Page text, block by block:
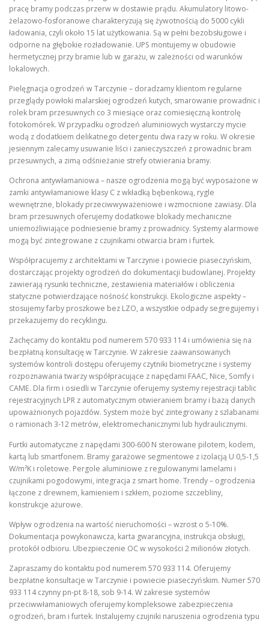
pracę bramy podczas przerw w dostawie prądu. Akumulatory litowo-
żelazowo-fosforanowe charakteryzują się żywotnością do 5000 cykli
ładowania, czyli około 15 lat użytkowania. Są w pełni bezobsługowe i
odporne na głębokie rozładowanie. UPS montujemy w obudowie
hermetycznej przy bramie lub w garażu, w zależności od warunków
lokalowych.
Pielęgnacja ogrodzeń w Tarczynie – doradzamy klientom regularne
przeglądy powłoki malarskiej ogrodzeń kutych, smarowanie prowadnic i
rolek bram przesuwnych co 3 miesiące oraz comiesięczną kontrolę
fotokomórek. W przypadku ogrodzeń aluminiowych wystarczy mycie
wodą z dodatkiem delikatnego detergentu dwa razy w roku. W okresie
jesiennym zalecamy usuwanie liści i zanieczyszczeń z prowadnic bram
przesuwnych, a zimą odśnieżanie strefy otwierania bramy.
Ochrona antywłamaniowa – nasze ogrodzenia mogą być wyposażone w
zamki antywłamaniowe klasy C z wkładką bębenkową, rygle
wewnętrzne, blokady przeciwwyważeniowe i wzmocnione zawiasy. Dla
bram przesuwnych oferujemy dodatkowe blokady mechaniczne
uniemożliwiające podniesienie bramy z prowadnicy. Systemy alarmowe
mogą być zintegrowane z czujnikami otwarcia bram i furtek.
Współpracujemy z architektami w Tarczynie i powiecie piaseczyńskim,
dostarczając projekty ogrodzeń do dokumentacji budowlanej. Projekty
zawierają rysunki techniczne, zestawienia materiałów i obliczenia
statyczne potwierdzające nośność konstrukcji. Ekologiczne aspekty –
stosujemy farby proszkowe bez LZO, a wszystkie odpady segregujemy i
przekazujemy do recyklingu.
Zachęcamy do kontaktu pod numerem 570 933 114 i umówienia się na
bezpłatną konsultację w Tarczynie. W zakresie zaawansowanych
systemów kontroli dostępu oferujemy czytniki biometryczne i systemy
rozpoznawania twarzy współpracujące z napędami FAAC, Nice, Somfy i
CAME. Dla firm i osiedli w Tarczynie oferujemy systemy rejestracji tablic
rejestracyjnych LPR z automatycznym otwieraniem bramy i bazą danych
upoważnionych pojazdów. System może być zintegrowany z szlabanami
o ramionach 3-12 metrów, elektromechanicznymi lub hydraulicznymi.
Furtki automatyczne z napędami 300-600 N sterowane pilotem, kodem,
kartą lub smartfonem. Bramy garażowe segmentowe z izolacją U 0,5-1,5
W/m²K i roletowe. Pergole aluminiowe z regulowanymi lamelami i
czujnikami pogodowymi, integracja z smart home. Trendy – ogrodzenia
łączone z drewnem, kamieniem i szkłem, poziome szczebliny,
konstrukcje ażurowe.
Wpływ ogrodzenia na wartość nieruchomości – wzrost o 5-10%.
Dokumentacja powykonawcza, karta gwarancyjna, instrukcja obsługi,
protokół odbioru. Ubezpieczenie OC w wysokości 2 milionów złotych.
Zapraszamy do kontaktu pod numerem 570 933 114. Oferujemy
bezpłatne konsultacje w Tarczynie i powiecie piaseczyńskim. Numer 570
933 114 czynny pn-pt 8-18, sob 9-14. W zakresie systemów
przeciwwłamaniowych oferujemy kompleksowe zabezpieczenia
ogrodzeń, bram i furtek. Instalujemy czujniki naruszenia ogrodzenia typu